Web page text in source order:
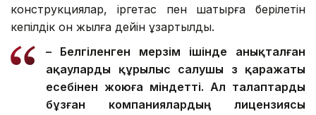
конструкциялар, іргетас пен шатырға берілетін
кепілдік он жылға дейін ұзартылды.
– Белгіленген мерзім ішінде анықталған
ақауларды құрылыс салушы өз қаражаты
есебінен жоюға міндетті. Ал талаптарды
бұзған компаниялардың лицензиясы